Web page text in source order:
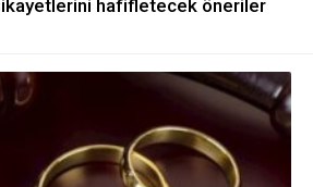
hafifletecek öneriler